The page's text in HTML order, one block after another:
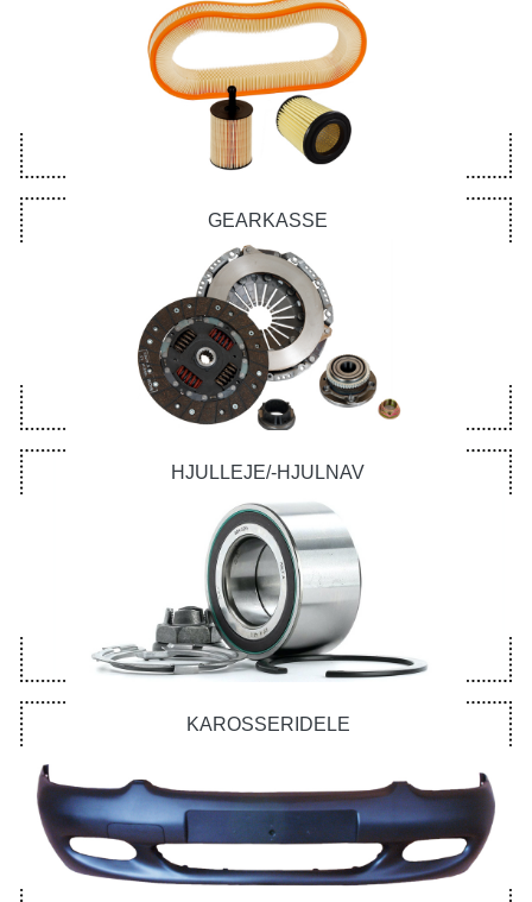
GEARKASSE
HJULLEJE/-HJULNAV
KAROSSERIDELE